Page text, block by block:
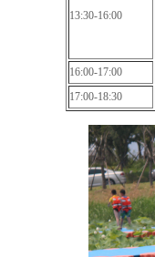
13:30-16:00
16:00-17:00
17:00-18:30